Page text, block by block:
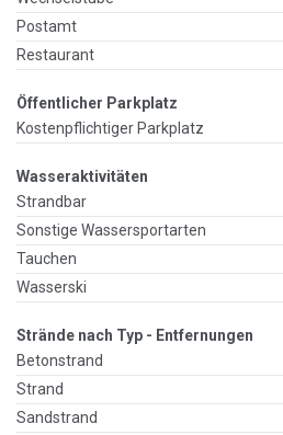
Postamt
Restaurant
Öffentlicher Parkplatz
Kostenpflichtiger Parkplatz
Wasseraktivitäten
Strandbar
Sonstige Wassersportarten
Tauchen
Wasserski
Strände nach Typ - Entfernungen
Betonstrand
Strand
Sandstrand